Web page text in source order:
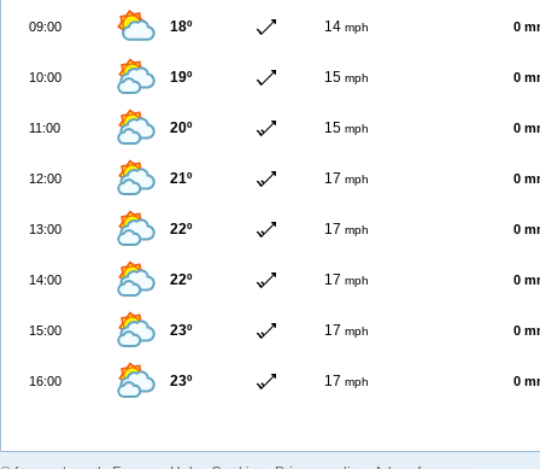
09:00 18º 14 mph 0
10:00 19º 15 mph 0
11:00 20º 15 mph 0
12:00 21º 17 mph 0
13:00 22º 17 mph 0
14:00 22º 17 mph 0
15:00 23º 17 mph 0
16:00 23º 17 mph 0